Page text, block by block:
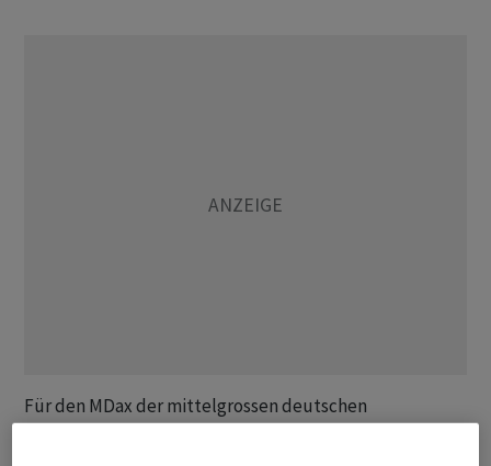
Für den MDax der mittelgrossen deutschen